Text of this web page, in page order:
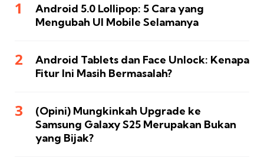
Android 5.0 Lollipop: 5 Cara yang
Mengubah UI Mobile Selamanya
Android Tablets dan Face Unlock: Kenapa
Fitur Ini Masih Bermasalah?
(Opini) Mungkinkah Upgrade ke
Samsung Galaxy S25 Merupakan Bukan
yang Bijak?